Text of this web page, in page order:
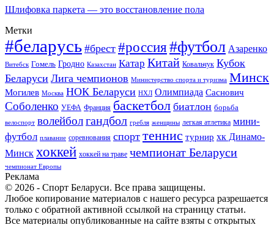
Шлифовка паркета — это восстановление пола
Метки
#беларусь #брест #россия#футбол Азаренко
Витебск Гомель Гродно Казахстан Катар Китай Ковальчук Кубок
Беларуси Лига чемпионов Министерство спорта и туризма Минск
Могилев Москва НОК Беларуси НХЛ Олимпиада Саснович
Соболенко УЕФА Франция баскетбол биатлон борьба
велоспорт волейболгандбол гребля женщины легкая атлетика мини-
футбол плавание соревнования спорт теннис турнир хк Динамо-
Минск хоккей хоккей на траве чемпионат Беларуси
чемпионат Европы
Реклама
© 2026 - Спорт Беларуси. Все права защищены.
Любое копирование материалов с нашего ресурса разрешается
только с обратной активной ссылкой на страницу статьи.
Все материалы опубликованные на сайте взяты с открытых